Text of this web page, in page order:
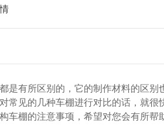
都是有所区别的，它的制作材料的区
常见的几种车棚进行对比的话，就
车棚的注意事项，希望对您会有所帮